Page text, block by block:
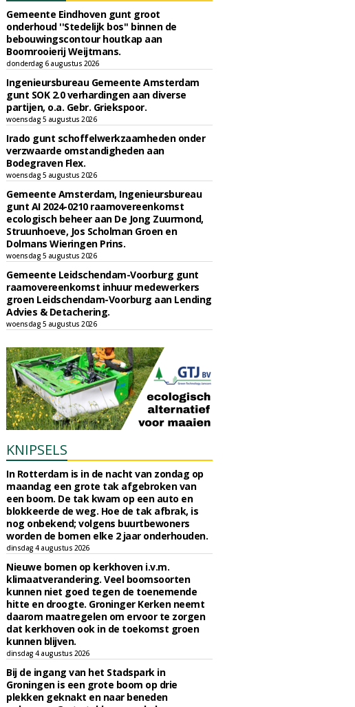
Gemeente Eindhoven gunt groot
onderhoud ''Stedelijk bos'' binnen de
bebouwingscontour houtkap aan
Boomrooierij Weijtmans.
donderdag 6 augustus 2026
Ingenieursbureau Gemeente Amsterdam
gunt SOK 2.0 verhardingen aan diverse
partijen, o.a. Gebr. Griekspoor.
woensdag 5 augustus 2026
Irado gunt schoffelwerkzaamheden onder
verzwaarde omstandigheden aan
Bodegraven Flex.
woensdag 5 augustus 2026
Gemeente Amsterdam, Ingenieursbureau
gunt AI 2024-0210 raamovereenkomst
ecologisch beheer aan De Jong Zuurmond,
Struunhoeve, Jos Scholman Groen en
Dolmans Wieringen Prins.
woensdag 5 augustus 2026
Gemeente Leidschendam-Voorburg gunt
raamovereenkomst inhuur medewerkers
groen Leidschendam-Voorburg aan Lending
Advies & Detachering.
woensdag 5 augustus 2026
KNIPSELS
In Rotterdam is in de nacht van zondag op
maandag een grote tak afgebroken van
een boom. De tak kwam op een auto en
blokkeerde de weg. Hoe de tak afbrak, is
nog onbekend; volgens buurtbewoners
worden de bomen elke 2 jaar onderhouden.
dinsdag 4 augustus 2026
Nieuwe bomen op kerkhoven i.v.m.
klimaatverandering. Veel boomsoorten
kunnen niet goed tegen de toenemende
hitte en droogte. Groninger Kerken neemt
daarom maatregelen om ervoor te zorgen
dat kerkhoven ook in de toekomst groen
kunnen blijven.
dinsdag 4 augustus 2026
Bij de ingang van het Stadspark in
Groningen is een grote boom op drie
plekken geknakt en naar beneden